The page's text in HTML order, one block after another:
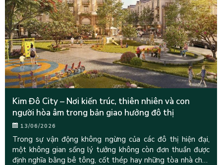
Kim Đô City – Nơi kiến trúc, thiên nhiên và con
người hòa âm trong bản giao hưởng đô thị
13/06/2026
Trong sự vận động không ngừng của các đô thị hiện đại,
một không gian sống lý tưởng không còn đơn thuần được
định nghĩa bằng bê tông, cốt thép hay những tòa nhà chọc